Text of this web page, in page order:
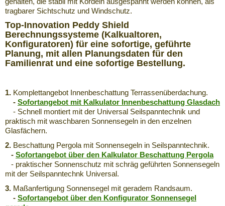
tragbarer Sichtschutz und Windschutz.
Top-Innovation Peddy Shield
Berechnungssysteme (Kalkualtoren,
Konfiguratoren) für eine sofortige, geführte
Planung, mit allen Planungsdaten für den
Familienrat und eine sofortige Bestellung.
1. Komplettangebot Innenbeschattung Terrassenüberdachung.
- Sofortangebot mit Kalkulator Innenbeschattung Glasdach
- Schnell montiert mit der Universal Seilspanntechnik und
praktisch mit waschbaren Sonnensegeln in den enzelnen
Glasfächern.
2. Beschattung Pergola mit Sonnensegeln in Seilspanntechnik.
- Sofortangebot über den Kalkulator Beschattung Pergola
- praktischer Sonnenschutz mit schräg geführten Sonnensegeln
mit der Seilspanntechnk Universal.
3. Maßanfertigung Sonnensegel mit geradem Randsaum.
- Sofortangebot über den Konfigurator Sonnensegel